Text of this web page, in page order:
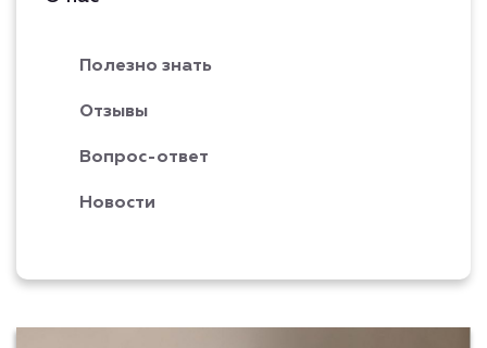
Полезно знать
Отзывы
Вопрос-ответ
Новости